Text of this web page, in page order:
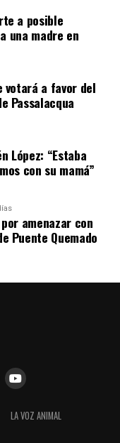
a posible
una madre en
votará a favor del
Passalacqua
López: “Estaba
con su mamá”
amenazar con
Puente Quemado
LA VOZ ANIMAL